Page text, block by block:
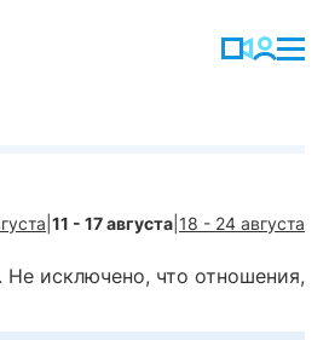
11 - 17 августа 18 - 24 августа
Не исключено, что отношения,